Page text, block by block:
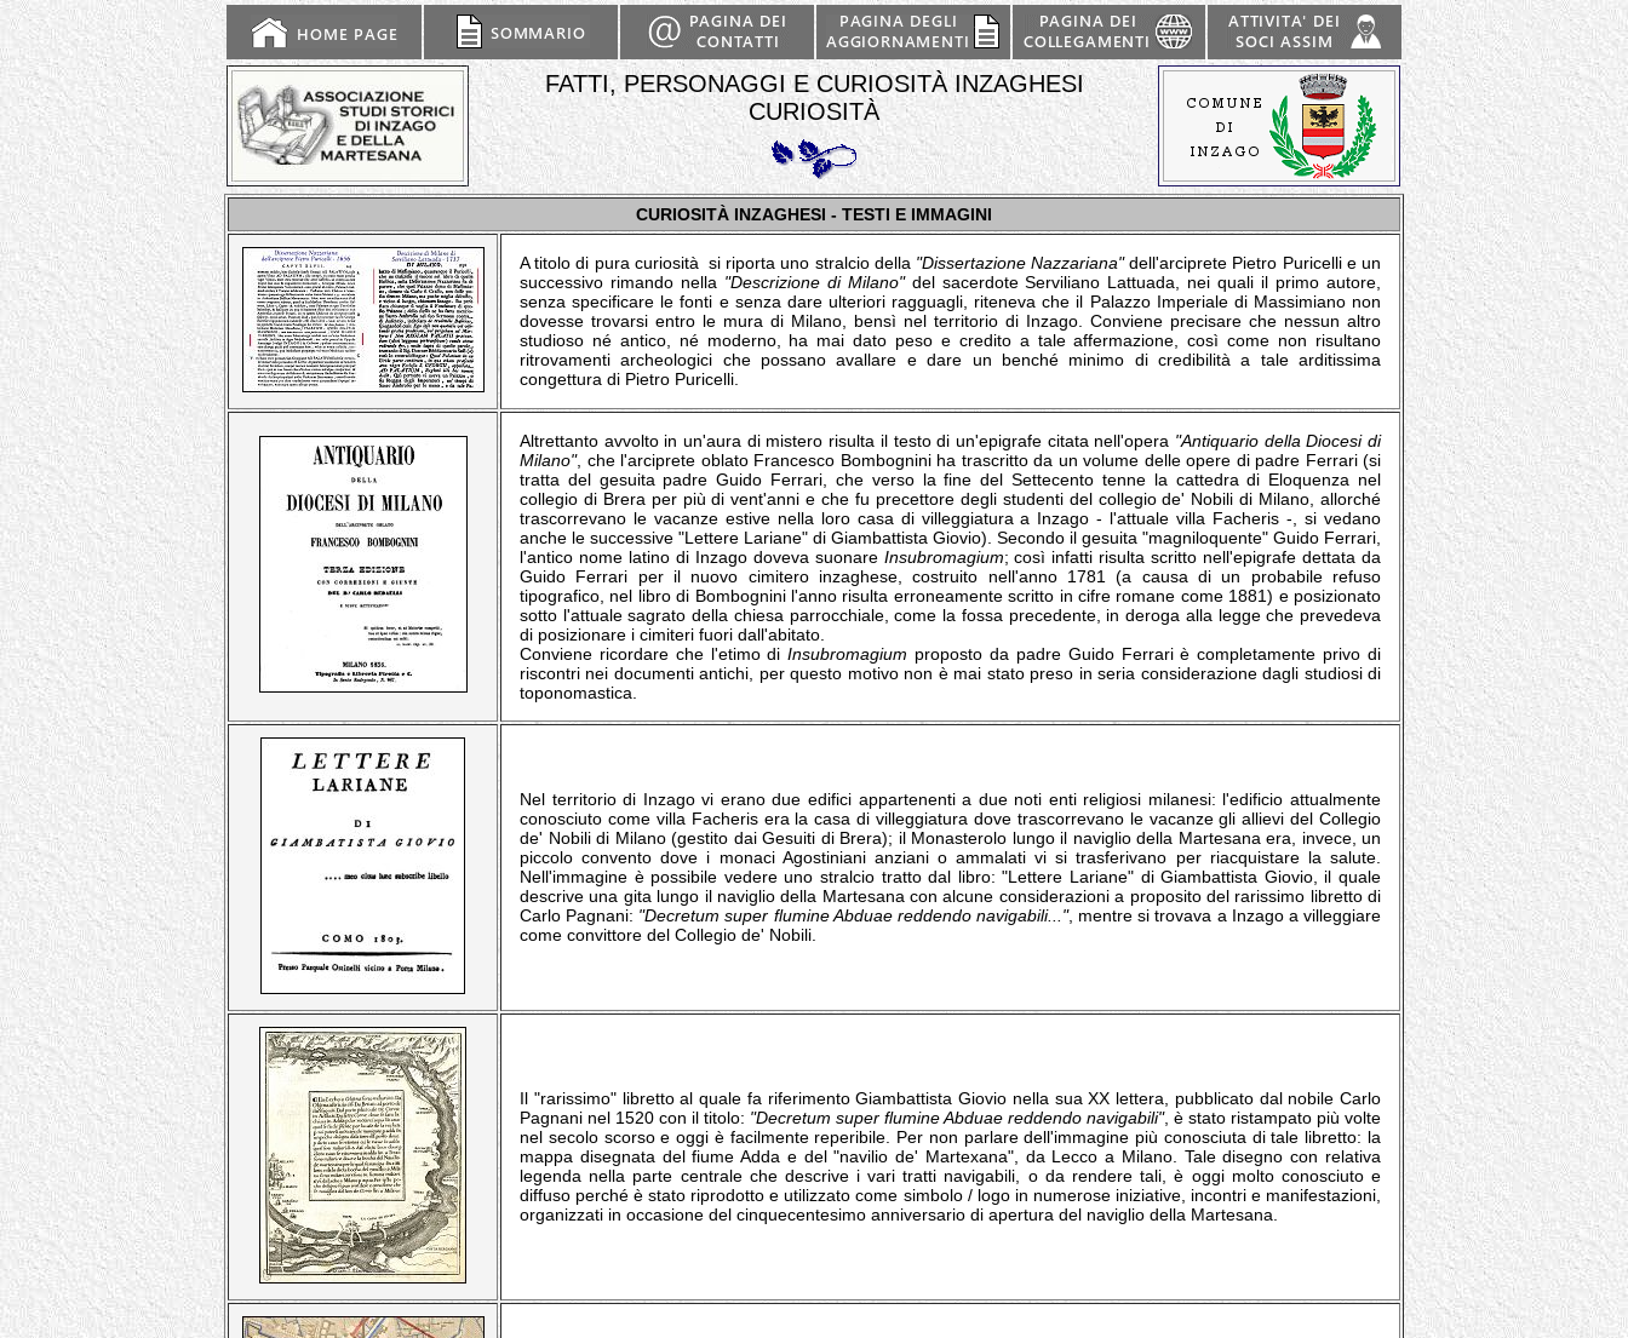
FATTI, PERSONAGGI E CURIOSITÀ INZAGHESI
CURIOSITÀ
CURIOSITÀ INZAGHESI - TESTI E IMMAGINI
A titolo di pura curiosità si riporta uno stralcio della "Dissertazione Nazzariana"dell'arciprete Pietro Puricelli e un
successivo rimando nella "Descrizione di Milano"del sacerdote Serviliano Lattuada, nei quali il primo autore,
senza specificare le fonti e senza dare ulteriori ragguagli, riteneva che il Palazzo Imperiale di Massimiano non
dovesse trovarsi entro le mura di Milano, bensì nel territorio di Inzago. Conviene precisare che nessun altro
studioso né antico, né moderno, ha mai dato peso e credito a tale affermazione, così come non risultano
ritrovamenti archeologici che possano avallare e dare un benché minimo di credibilità a tale arditissima
congettura di Pietro Puricelli.
Altrettanto avvolto in un'aura di mistero risulta il testo di un'epigrafe citata nell'opera "Antiquario della Diocesi di
Milano", che l'arciprete oblato Francesco Bombognini ha trascritto da un volume delle opere di padre Ferrari (si
tratta del gesuita padre Guido Ferrari, che verso la fine del Settecento tenne la cattedra di Eloquenza nel
collegio di Brera per più di vent'anni e che fu precettore degli studenti del collegio de' Nobili di Milano, allorché
trascorrevano le vacanze estive nella loro casa di villeggiatura a Inzago - l'attuale villa Facheris -, si vedano
anche le successive "Lettere Lariane" di Giambattista Giovio). Secondo il gesuita "magniloquente" Guido Ferrari,
l'antico nome latino di Inzago doveva suonare Insubromagium; così infatti risulta scritto nell'epigrafe dettata da
Guido Ferrari per il nuovo cimitero inzaghese, costruito nell'anno 1781 (a causa di un probabile refuso
tipografico, nel libro di Bombognini l'anno risulta erroneamente scritto in cifre romane come 1881) e posizionato
sotto l'attuale sagrato della chiesa parrocchiale, come la fossa precedente, in deroga alla legge che prevedeva
di posizionare i cimiteri fuori dall'abitato.
Conviene ricordare che l'etimo diInsubromagium proposto da padre Guido Ferrari è completamente privo di
riscontri nei documenti antichi, per questo motivo non è mai stato preso in seria considerazione dagli studiosi di
toponomastica.
Nel territorio di Inzago vi erano due edifici appartenenti a due noti enti religiosi milanesi: l'edificio attualmente
conosciuto come villa Facheris era la casa di villeggiatura dove trascorrevano le vacanze gli allievi del Collegio
de' Nobili di Milano (gestito dai Gesuiti di Brera); il Monasterolo lungo il naviglio della Martesana era, invece, un
piccolo convento dove i monaci Agostiniani anziani o ammalati vi si trasferivano per riacquistare la salute.
Nell'immagine è possibile vedere uno stralcio tratto dal libro: "Lettere Lariane" di Giambattista Giovio, il quale
descrive una gita lungo il naviglio della Martesana con alcune considerazioni a proposito del rarissimo libretto di
Carlo Pagnani: "Decretum super flumine Abduae reddendo navigabili...", mentre si trovava a Inzago a villeggiare
come convittore del Collegio de' Nobili.
Il "rarissimo" libretto al quale fa riferimento Giambattista Giovio nella sua XX lettera, pubblicato dal nobile Carlo
Pagnani nel 1520 con il titolo: "Decretum super flumine Abduae reddendo navigabili", è stato ristampato più volte
nel secolo scorso e oggi è facilmente reperibile. Per non parlare dell'immagine più conosciuta di tale libretto: la
mappa disegnata del fiume Adda e del "navilio de' Martexana", da Lecco a Milano. Tale disegno con relativa
legenda nella parte centrale che descrive i vari tratti navigabili, o da rendere tali, è oggi molto conosciuto e
diffuso perché è stato riprodotto e utilizzato come simbolo / logo in numerose iniziative, incontri e manifestazioni,
organizzati in occasione del cinquecentesimo anniversario di apertura del naviglio della Martesana.